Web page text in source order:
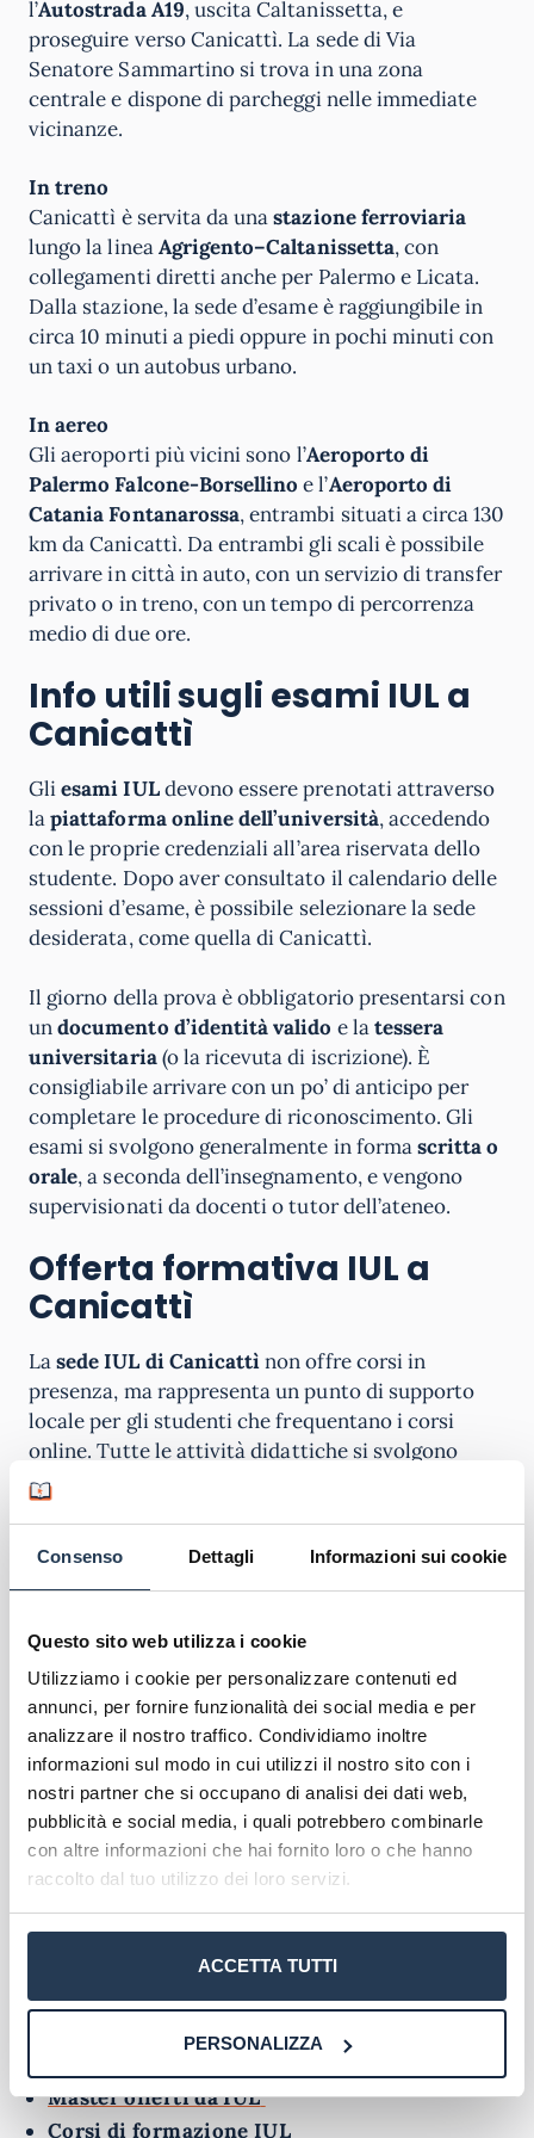
Consenso Dettagli Informazioni sui cookie
Questo sito web utilizza i cookie
Utilizziamo i cookie per personalizzare contenuti ed
annunci, per fornire funzionalità dei social media e per
analizzare il nostro traffico. Condividiamo inoltre
informazioni sul modo in cui utilizzi il nostro sito con i
nostri partner che si occupano di analisi dei dati web,
pubblicità e social media, i quali potrebbero combinarle
con altre informazioni che hai fornito loro o che hanno
raccolto dal tuo utilizzo dei loro servizi.
ACCETTA TUTTI
PERSONALIZZA
l’Autostrada A19, uscita Caltanissetta, e
proseguire verso Canicattì. La sede di Via
Senatore Sammartino si trova in una zona
centrale e dispone di parcheggi nelle immediate
vicinanze.
In treno
Canicattì è servita da unastazione ferroviaria
lungo la lineaAgrigento–Caltanissetta, con
collegamenti diretti anche per Palermo e Licata.
Dalla stazione, la sede d’esame è raggiungibile in
circa 10 minuti a piedi oppure in pochi minuti con
un taxi o un autobus urbano.
In aereo
Gli aeroporti più vicini sono l’Aeroporto di
Palermo Falcone-Borsellino e l’Aeroporto di
Catania Fontanarossa, entrambi situati a circa 130
km da Canicattì. Da entrambi gli scali è possibile
arrivare in città in auto, con un servizio di transfer
privato o in treno, con un tempo di percorrenza
medio di due ore.
Info utili sugli esami IUL a
Canicattì
Gliesami IULdevono essere prenotati attraverso
lapiattaforma online dell’università, accedendo
con le proprie credenziali all’area riservata dello
studente. Dopo aver consultato il calendario delle
sessioni d’esame, è possibile selezionare la sede
desiderata, come quella di Canicattì.
Il giorno della prova è obbligatorio presentarsi con
undocumento d’identità valido e latessera
universitaria(o la ricevuta di iscrizione). È
consigliabile arrivare con un po’ di anticipo per
completare le procedure di riconoscimento. Gli
esami si svolgono generalmente in formascritta o
orale, a seconda dell’insegnamento, e vengono
supervisionati da docenti o tutor dell’ateneo.
Offerta formativa IUL a
Canicattì
Lasede IUL di Canicattìnon offre corsi in
presenza, ma rappresenta un punto di supporto
locale per gli studenti che frequentano i corsi
online. Tutte le attività didattiche si svolgono
sulla piattaforma digitale dell’ateneo, dove gli
interattivi
L’offerta formativa dell’università è ampia e
diversificata, comprendendo corsi di laurea
triennali e magistrali inScienze dell’Educazione,
Scienze Motorie, Economia, Lingue,
Comunicazione e Innovazione Didattica, oltre a
master e corsi di aggiornamento professionale.
Grazie alla presenza della sede d’esame di
Canicattì, gli studenti siciliani possono contare su
un punto di riferimento efficiente e vicino, che
sicurezza di una sede fisica riconosciuta sul
Scopri l'offerta formativa
Master offerti da IUL
Corsi di formazione IUL